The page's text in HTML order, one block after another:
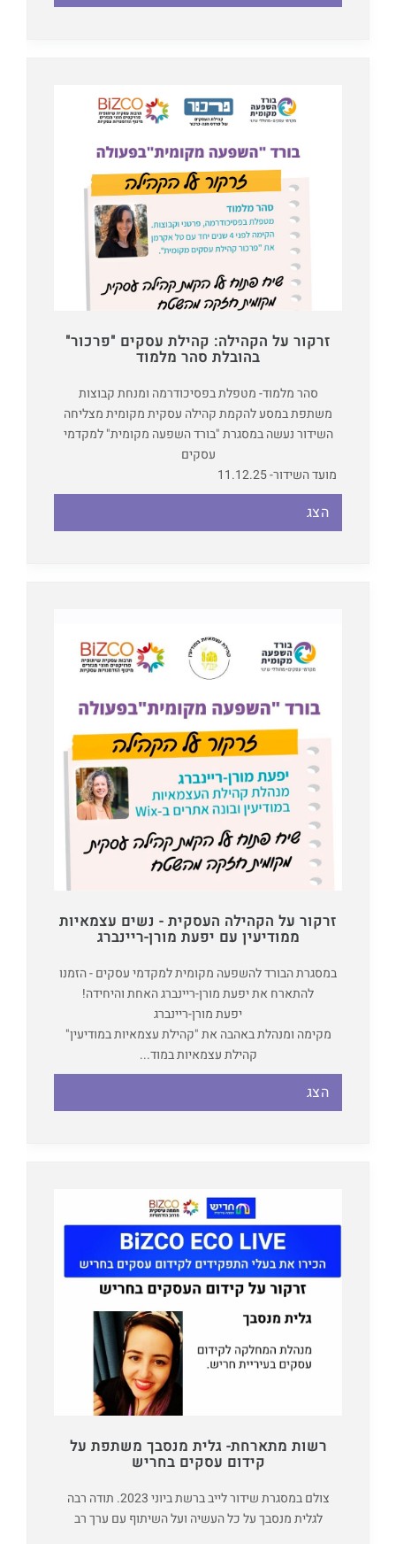
זרקור על הקהילה: קהילת עסקים "פרכור"
בהובלת סהר מלמוד
סהר מלמוד- מטפלת בפסיכודרמה ומנחת קבוצות
משתפת במסע להקמת קהילה עסקית מקומית מצליחה
השידור נעשה במסגרת "בורד השפעה מקומית" למקדמי
עסקים
מועד השידור- 11.12.25
הצג
זרקור על הקהילה העסקית - נשים עצמאיות
ממודיעין עם יפעת מורן-ריינברג
במסגרת הבורד להשפעה מקומית למקדמי עסקים - הזמנו
להתארח את יפעת מורן-ריינברג האחת והיחידה!
יפעת מורן-ריינברג
מקימה ומנהלת באהבה את "קהילת עצמאיות במודיעין"
קהילת עצמאיות במוד...
הצג
רשות מתארחת- גלית מנסבך משתפת על
קידום עסקים בחריש
צולם במסגרת שידור לייב ברשת ביוני 2023. תודה רבה
לגלית מנסבך על כל העשיה ועל השיתוף עם ערך רב